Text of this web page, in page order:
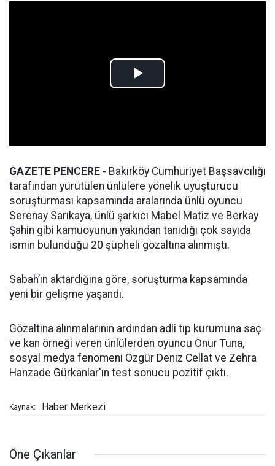
GAZETE PENCERE - Bakırköy Cumhuriyet Başsavcılığı
tarafından yürütülen ünlülere yönelik uyuşturucu
soruşturması kapsamında aralarında ünlü oyuncu
Serenay Sarıkaya, ünlü şarkıcı Mabel Matiz ve Berkay
Şahin gibi kamuoyunun yakından tanıdığı çok sayıda
ismin bulunduğu 20 şüpheli gözaltına alınmıştı.
Sabah’ın aktardığına göre, soruşturma kapsamında
yeni bir gelişme yaşandı.
Gözaltına alınmalarının ardından adli tıp kurumuna saç
ve kan örneği veren ünlülerden oyuncu Onur Tuna,
sosyal medya fenomeni Özgür Deniz Cellat ve Zehra
Hanzade Gürkanlar'ın test sonucu pozitif çıktı.
Kaynak: Haber Merkezi
Öne Çıkanlar